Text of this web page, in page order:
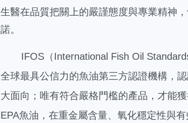
生醫在品質把關上的嚴謹態度與專業精神
諾。
IFOS （International Fish Oil
全球最具公信力的魚油第三方認證機構，
大面向；唯有符合嚴格門檻的產品，才能
EPA魚油，在重金屬含量、氧化穩定性與